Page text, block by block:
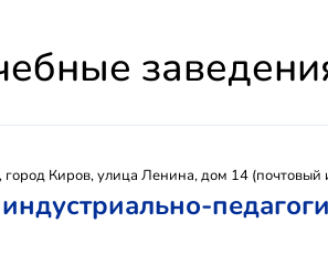
город Киров, улица Ленина, дом 14